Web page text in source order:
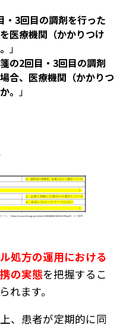
・3回目の調剤を行った
医療機関（かかりつけ
」
の2回目・3回目の調剤
合、医療機関（かかりつ
。 」
処方の運用における
の実態を把握するこ
れます。
、患者が定期的に同